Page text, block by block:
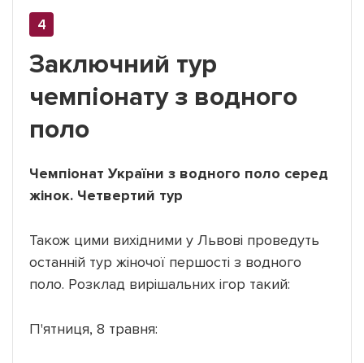
Заключний тур
чемпіонату з водного
поло
Чемпіонат України з водного поло серед
жінок. Четвертий тур
Також цими вихідними у Львові проведуть
останній тур жіночої першості з водного
поло. Розклад вирішальних ігор такий:
П'ятниця, 8 травня: